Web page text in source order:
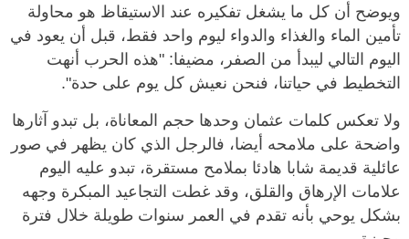
ويوضح أن كل ما يشغل تفكيره عند الاستيقاظ هو محاولة
تأمين الماء والغذاء والدواء ليوم واحد فقط، قبل أن يعود في
اليوم التالي ليبدأ من الصفر، مضيفا: "هذه الحرب أنهت
التخطيط في حياتنا، فنحن نعيش كل يوم على حدة".
ولا تعكس كلمات عثمان وحدها حجم المعاناة، بل تبدو آثارها
واضحة على ملامحه أيضا، فالرجل الذي كان يظهر في صور
عائلية قديمة شابا هادئا بملامح مستقرة، تبدو عليه اليوم
علامات الإرهاق والقلق، وقد غطت التجاعيد المبكرة وجهه
بشكل يوحي بأنه تقدم في العمر سنوات طويلة خلال فترة